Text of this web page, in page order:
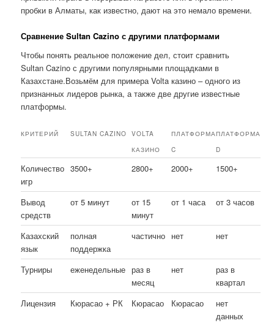
пробки в Алматы, как известно, дают на это немало времени.
Сравнение Sultan Cazino с другими платформами
Чтобы понять реальное положение дел, стоит сравнить
Sultan Cazino с другими популярными площадками в
Казахстане.Возьмём для примера Volta казино – одного из
признанных лидеров рынка, а также две другие известные
платформы.
КРИТЕРИЙ SULTAN CAZINO
VOLTA
КАЗИНО
ПЛАТФОРМА
C
ПЛАТФОРМА
D
Количество
игр
3500+ 2800+ 2000+ 1500+
Вывод
средств
от 5 минут
от 15
минут
от 1 часа от 3 часов
Казахский
язык
полная
поддержка
частично нет нет
Турниры еженедельные раз в
месяц
нет
раз в
квартал
Лицензия
Кюрасао + РК Кюрасао Кюрасао
нет
данных